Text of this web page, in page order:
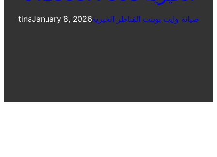
tinaJanuary 8, 2026صيانة وايت بوينت القناطر الخيرية